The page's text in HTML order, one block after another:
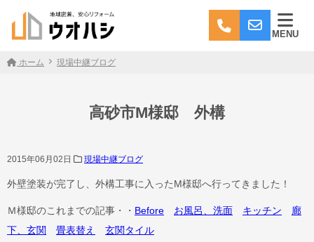
MENU
ホーム 現場中継ブログ
高砂市M様邸 外構
2015年06月02日 現場中継ブログ
外壁塗装が完了し、外構工事に入ったM様邸へ行ってきました！
Ｍ様邸のこれまでの記事・・ Before お風呂、洗面 キッチン
廊
下、玄関
畳表替え 玄関タイル